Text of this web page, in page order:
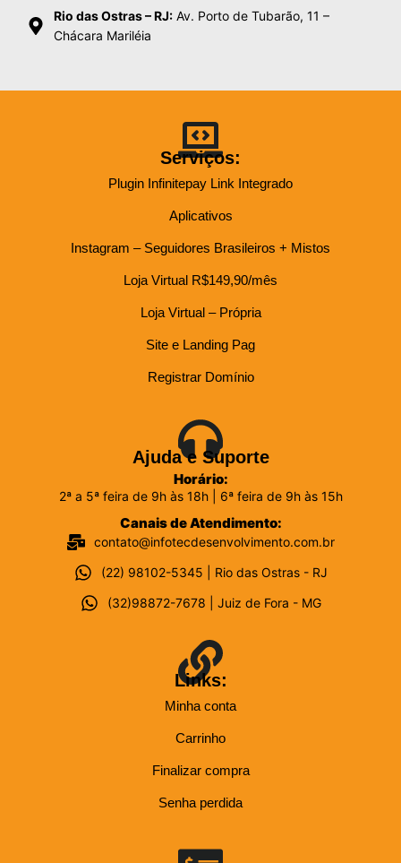
Rio das Ostras – RJ: Av. Porto de Tubarão, 11 –
Chácara Mariléia
Serviços:
Plugin Infinitepay Link Integrado
Aplicativos
Instagram – Seguidores Brasileiros + Mistos
Loja Virtual R$149,90/mês
Loja Virtual – Própria
Site e Landing Pag
Registrar Domínio
Ajuda e Suporte
Horário:
2ª a 5ª feira de 9h às 18h | 6ª feira de 9h às 15h
Canais de Atendimento:
contato@infotecdesenvolvimento.com.br
(22) 98102-5345 | Rio das Ostras - RJ
(32)98872-7678 | Juiz de Fora - MG
Links:
Minha conta
Carrinho
Finalizar compra
Senha perdida